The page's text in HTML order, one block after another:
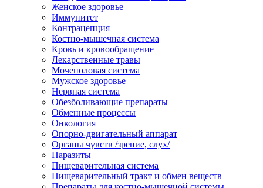
Женское здоровье
Иммунитет
Контрацепция
Костно-мышечная система
Кровь и кровообращение
Лекарственные травы
Мочеполовая система
Мужское здоровье
Нервная система
Обезболивающие препараты
Обменные процессы
Онкология
Опорно-двигательный аппарат
Органы чувств /зрение, слух/
Паразиты
Пищеварительная система
Пищеварительный тракт и обмен веществ